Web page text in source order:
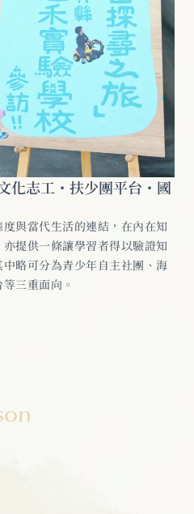
化志工・扶少團平台・國
與當代生活的連結，在內在知
提供一條讓學習者得以驗證知
略可分為青少年自主社團、海
三重面向。